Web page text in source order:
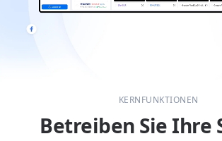
KERNFUNKTIONEN
Betreiben Sie Ihre